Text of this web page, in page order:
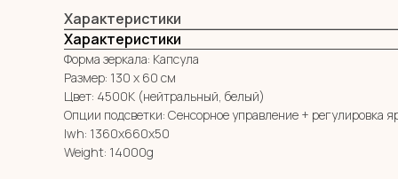
Характеристики
Характеристики
Форма зеркала: Капсула
Размер: 130 х 60 см
Цвет: 4500К (нейтральный, белый)
Опции подсветки: Сенсорное управление + регулировка
lwh: 1360x660x50
Weight: 14000g